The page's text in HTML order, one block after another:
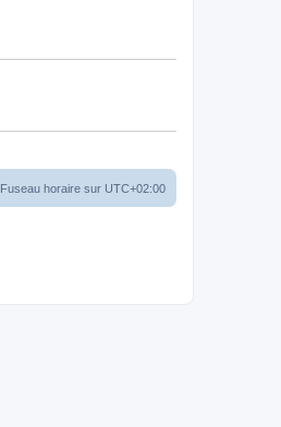
Fuseau horaire sur UTC+02:00